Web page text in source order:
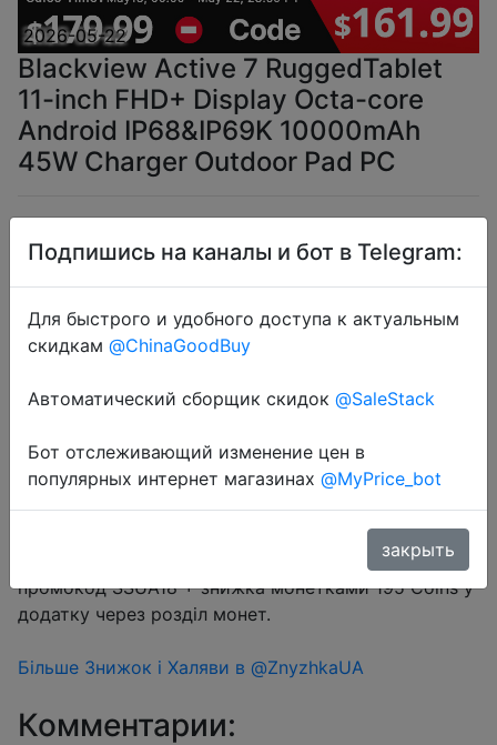
2026-05-22
Blackview Active 7 RuggedTablet
11-inch FHD+ Display Octa-core
Android IP68&IP69K 10000mAh
45W Charger Outdoor Pad PC
$170.04
Промокод: "SSUA18"
Перейти в магазин
Купон продавця $5 (промокод UP75CK25) +
промокод SSUA18 + знижка монетками 195 Coins у
додатку через розділ монет.
Більше Знижок і Халяви в @ZnyzhkaUA
Комментарии:
Подпишись на каналы и бот в Telegram:
Для быстрого и удобного доступа к актуальным
скидкам @ChinaGoodBuy
Автоматический сборщик скидок @SaleStack
Бот отслеживающий изменение цен в
популярных интернет магазинах @MyPrice_bot
закрыть